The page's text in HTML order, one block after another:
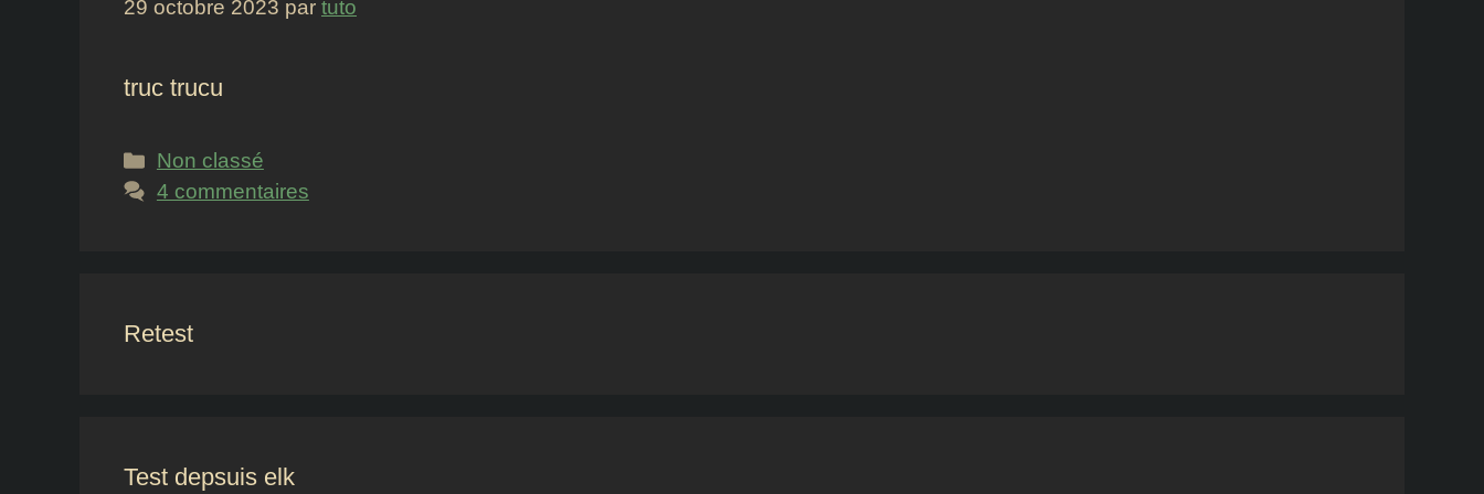
29 octobre 2023 par tuto
truc trucu
Catégories
Non classé
4 commentaires
Retest
Test depsuis elk